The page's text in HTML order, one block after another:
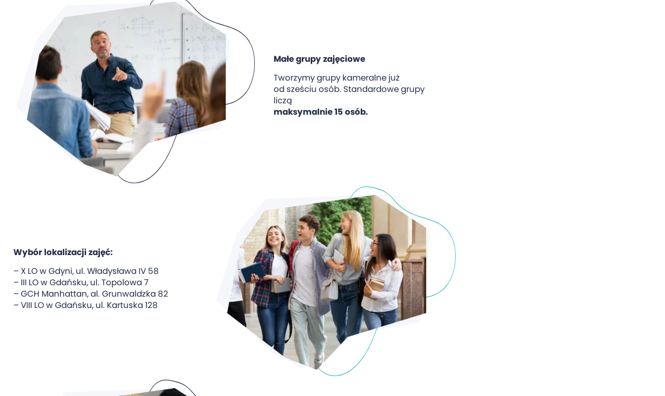
Małe grupy zajęciowe
Tworzymy grupy kameralne już
od sześciu osób. Standardowe grupy
liczą
maksymalnie 15 osób.
Wybór lokalizacji zajęć:
– X LO w Gdyni, ul. Władysława IV 58
– III LO w Gdańsku, ul. Topolowa 7
– GCH Manhattan, al. Grunwaldzka 82
– VIII LO w Gdańsku, ul. Kartuska 128